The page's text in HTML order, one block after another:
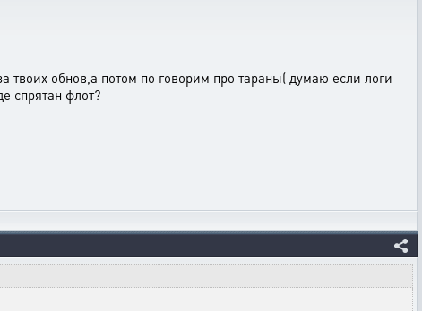
твоих обнов,а потом по говорим про тараны( думаю если логи
спрятан флот?